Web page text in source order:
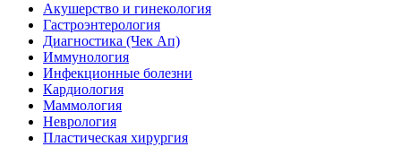
Акушерство и гинекология
Гастроэнтерология
Диагностика (Чек Ап)
Иммунология
Инфекционные болезни
Кардиология
Маммология
Неврология
Пластическая хирургия